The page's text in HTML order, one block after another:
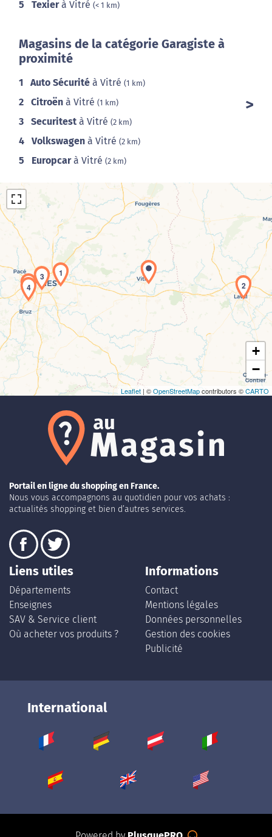
5 Texierà Vitré (< 1 km)
Magasins de la catégorie Garagiste à
proximité
1 Auto Sécurité à Vitré (1 km)
2 Citroën à Vitré (1 km)
3 Securitest à Vitré (2 km)
4 Volkswagen à Vitré (2 km)
5 Europcarà Vitré (2 km)
Chargement de la carte en cours...
1
2
3
4
5
+
−
Leaflet | ©OpenStreetMapcontributors ©CARTO
Portail en ligne du shopping en France.
Nous vous accompagnons au quotidien pour vos achats :
actualités shopping et bien d’autres services.
Liens utiles
Départements
Enseignes
SAV & Service client
Où acheter vos produits ?
Informations
Contact
Mentions légales
Données personnelles
Gestion des cookies
Publicité
International